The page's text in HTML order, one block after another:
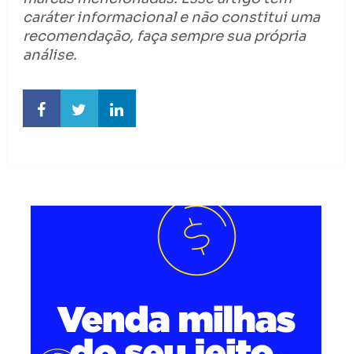
caráter informacional e não constitui uma
recomendação, faça sempre sua própria
análise.